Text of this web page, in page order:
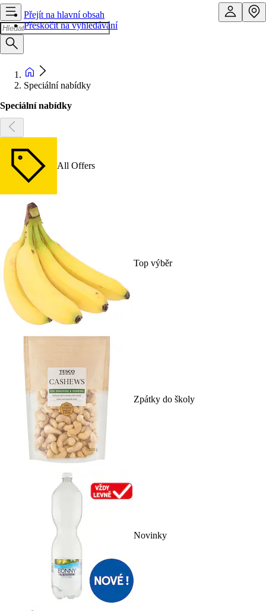
Přejít na hlavní obsah
Přeskočit na vyhledávání
Speciální nabídky
Speciální nabídky
All Offers
Top výběr
Zpátky do školy
Novinky